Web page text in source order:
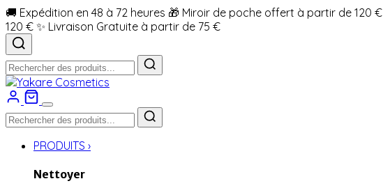
🚚 Expédition en 48 à 72 heures 🎁 Miroir de poche offert à partir de 120 €
120 € ✨ Livraison Gratuite à partir de 75 €
PRODUITS ›
Nettoyer